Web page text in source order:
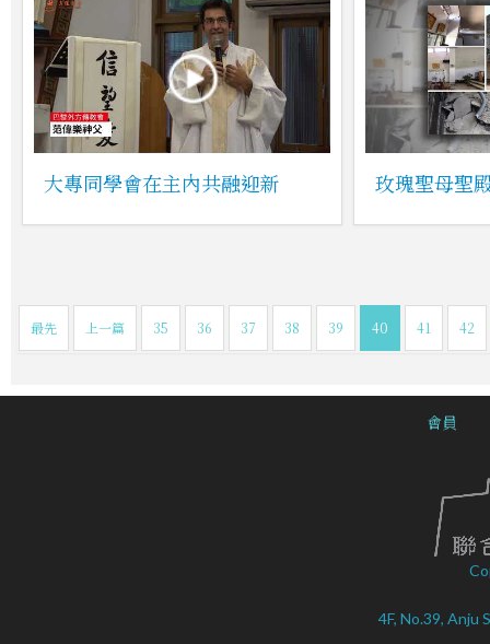
大專同學會在主內共融迎新 玫瑰聖母聖
最先 上一篇 35 36 37 38 39 40 41 42
會員
4F, No.39, Anju